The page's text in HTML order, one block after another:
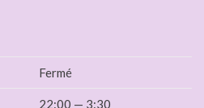
Fermé
22:00 — 3:30